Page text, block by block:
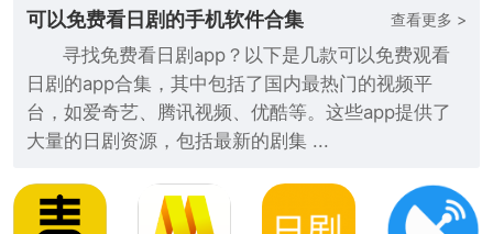
可以免费看日剧的手机软件合集 查看更多 >
寻找免费看日剧app？以下是几款可以免费观看
日剧的app合集，其中包括了国内最热门的视频平
台，如爱奇艺、腾讯视频、优酷等。这些app提供了
大量的日剧资源，包括最新的剧集 ...